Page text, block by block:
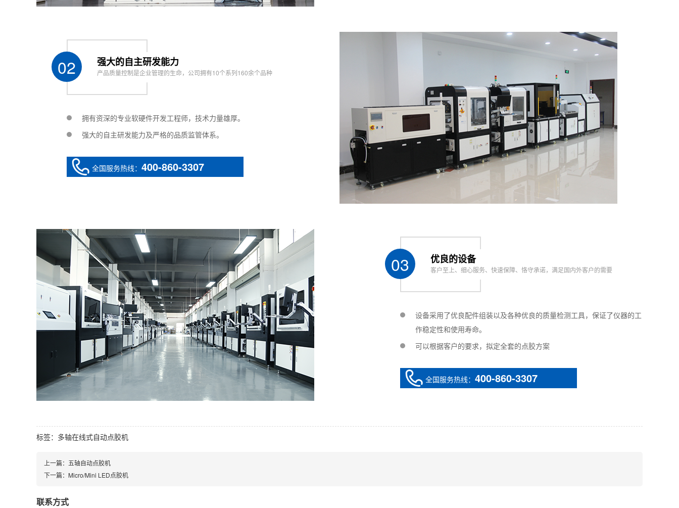
02 强大的自主研发能力
产品质量控制是企业管理的生命，公司拥有10个系列160余个品种
拥有资深的专业软硬件开发工程师，技术力量雄厚。
强大的自主研发能力及严格的品质监管体系。
全国服务热线： 400-860-3307
03 优良的设备
客户至上、细心服务、快速保障、恪守承诺，满足国内外客户的需要
设备采用了优良配件组装以及各种优良的质量检测工具，保证了仪器的工
作稳定性和使用寿命。
可以根据客户的要求，拟定全套的点胶方案
全国服务热线： 400-860-3307
标签： 多轴在线式自动点胶机
上一篇： 五轴自动点胶机
下一篇： Micro/Mini LED点胶机
联系方式